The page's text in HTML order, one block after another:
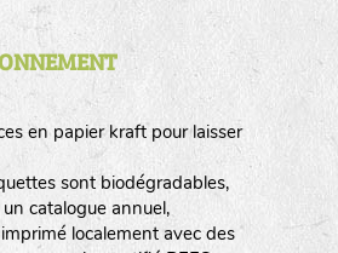
en papier kraft pour laisser
sont biodégradables,
catalogue annuel,
localement avec des